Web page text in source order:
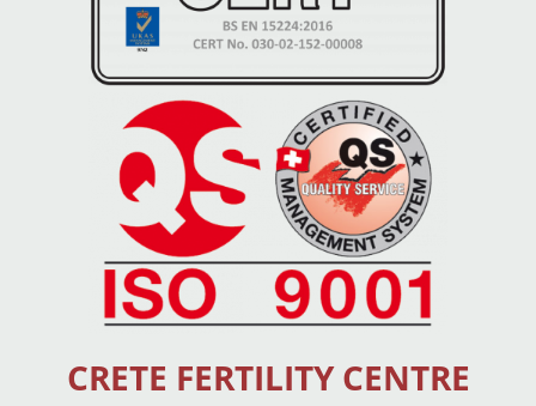
CRETE FERTILITY CENTRE